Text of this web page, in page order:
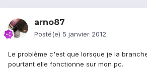
arno87
Posté(e) 5 janvier 2012
Le problème c'est que lorsque je la
pourtant elle fonctionne sur mon pc.